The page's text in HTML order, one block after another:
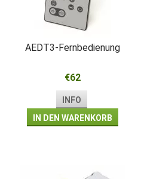
AEDT3-Fernbedienung
€62
INFO
IN DEN WARENKORB